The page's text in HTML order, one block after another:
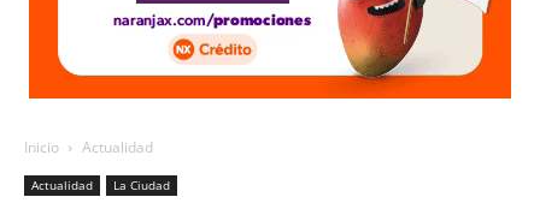
Inicio Actualidad
Actualidad La Ciudad